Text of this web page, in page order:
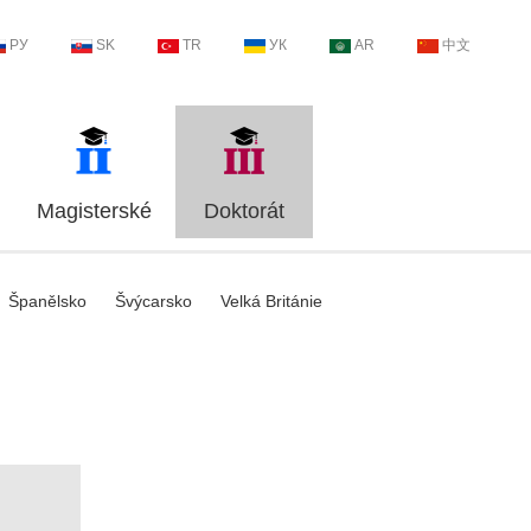
РУ SK TR УК AR 中文
Magisterské Doktorát
Španělsko Švýcarsko Velká Británie